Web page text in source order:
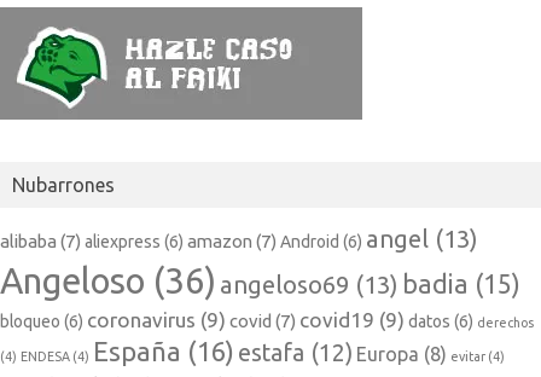
Nubarrones
alibaba (7) aliexpress (6) amazon (7) Android (6) angel (13)
Angeloso (36) angeloso69 (13) badia (15)
bloqueo (6) coronavirus (9) covid (7) covid19 (9) datos (6) derechos
(4) ENDESA (4) España (16) estafa (12) Europa (8) evitar (4)